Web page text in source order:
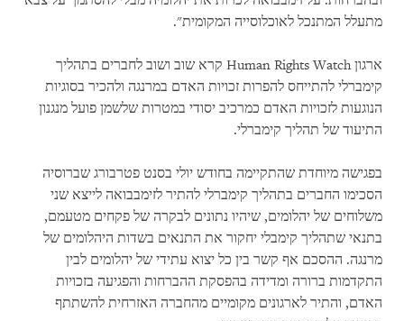
מתעלל המתנכל לאוכלוסייה המקומית".
ארגון Human Rights Watch קרא שוב ושוב לחברים בתהליך
קימברלי להתייחס להפרות זכויות האדם במרנגה ולהכיר בסוגיות
הנוגעות לזכויות האדם כמרכיב יסודי במטרות שלשמן פועל מנגנון
התיעוד של תהליך קימברלי.
בפגישה מיוחדת שהתקיימה בחודש יולי בסנט פטרבורג שברוסיה
הסכימו החברים בתהליך קימברלי להתיר לזימבבואה לייצא שני
משלוחים של יהלומים, שיהיו נתונים לבקרה של פקחים מטעמם,
בתנאי שתהליך קימבלי יחקור את התנאים בשדות היהלומים של
מרנגה. ההסכם אף קשר בין כל יצוא עתידי של יהלומים לבין
התקדמות ברורה ומדידה בהפסקת ההברחות והפגיעה בזכויות
האדם, והתיר לארגונים מקומיים מהחברה האזרחית להשתתף